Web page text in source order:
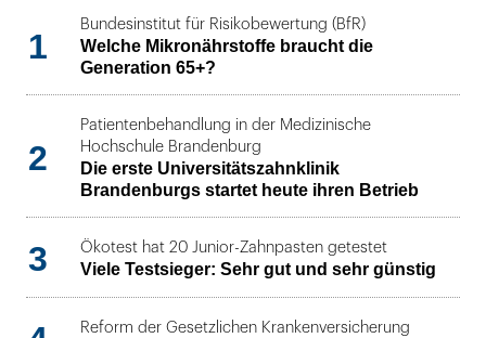
1
Bundesinstitut für Risikobewertung (BfR)
Welche Mikronährstoffe braucht die
Generation 65+?
2
Patientenbehandlung in der Medizinische
Hochschule Brandenburg
Die erste Universitätszahnklinik
Brandenburgs startet heute ihren Betrieb
3 Ökotest hat 20 Junior-Zahnpasten getestet
Viele Testsieger: Sehr gut und sehr günstig
Reform der Gesetzlichen Krankenversicherung